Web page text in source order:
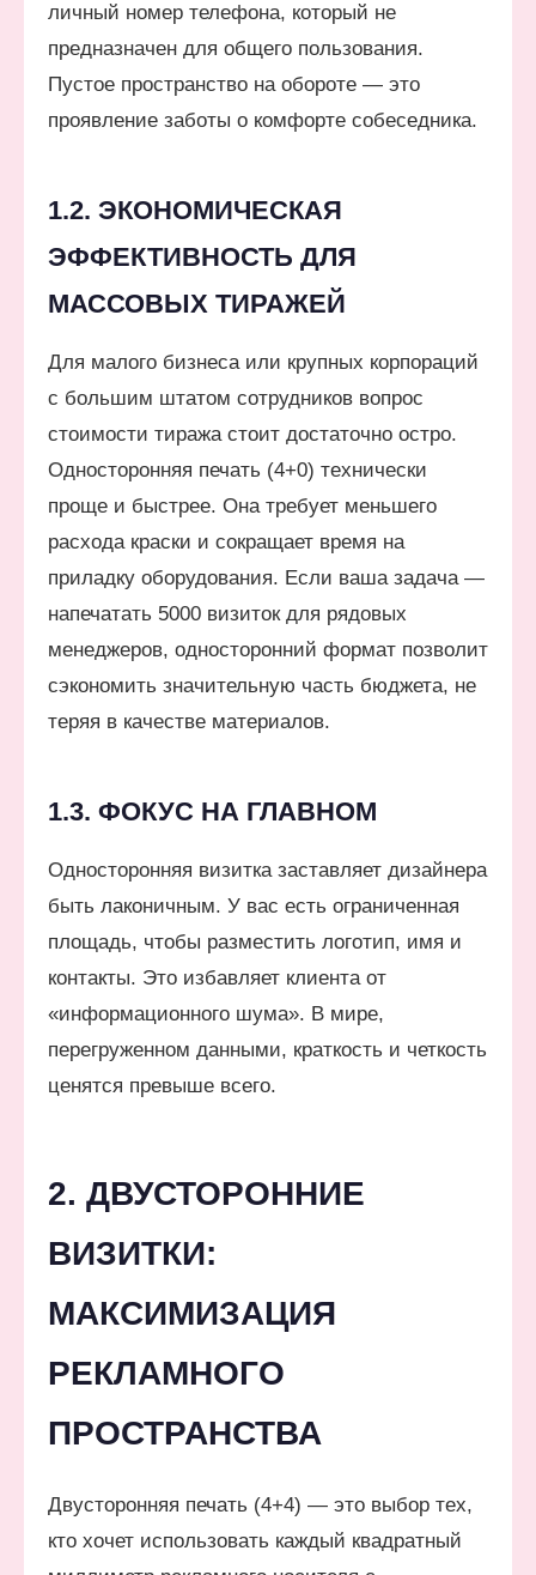
личный номер телефона, который не
предназначен для общего пользования.
Пустое пространство на обороте — это
проявление заботы о комфорте собеседника.
1.2. ЭКОНОМИЧЕСКАЯ
ЭФФЕКТИВНОСТЬ ДЛЯ
МАССОВЫХ ТИРАЖЕЙ
Для малого бизнеса или крупных корпораций
с большим штатом сотрудников вопрос
стоимости тиража стоит достаточно остро.
Односторонняя печать (4+0) технически
проще и быстрее. Она требует меньшего
расхода краски и сокращает время на
приладку оборудования. Если ваша задача —
напечатать 5000 визиток для рядовых
менеджеров, односторонний формат позволит
сэкономить значительную часть бюджета, не
теряя в качестве материалов.
1.3. ФОКУС НА ГЛАВНОМ
Односторонняя визитка заставляет дизайнера
быть лаконичным. У вас есть ограниченная
площадь, чтобы разместить логотип, имя и
контакты. Это избавляет клиента от
«информационного шума». В мире,
перегруженном данными, краткость и четкость
ценятся превыше всего.
2. ДВУСТОРОННИЕ
ВИЗИТКИ:
МАКСИМИЗАЦИЯ
РЕКЛАМНОГО
ПРОСТРАНСТВА
Двусторонняя печать (4+4) — это выбор тех,
кто хочет использовать каждый квадратный